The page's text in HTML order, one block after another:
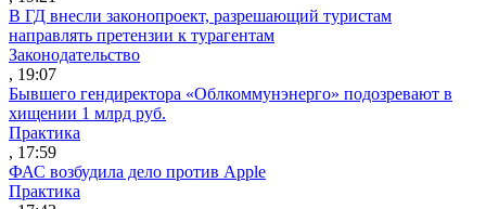
В ГД внесли законопроект, разрешающий туристам
направлять претензии к турагентам
Законодательство
, 19:07
Бывшего гендиректора «Облкоммунэнерго» подозревают в
хищении 1 млрд руб.
Практика
, 17:59
ФАС возбудила дело против Apple
Практика